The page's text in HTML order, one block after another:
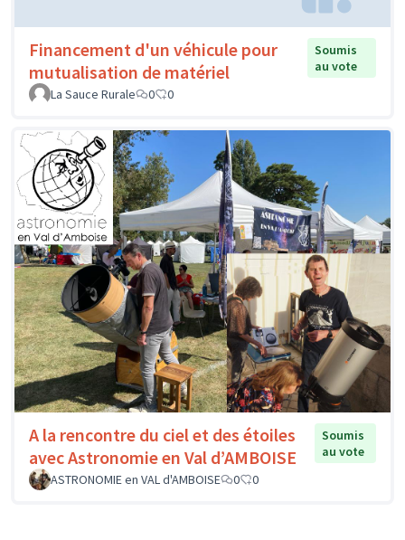
Financement d'un véhicule pour
mutualisation de matériel
Soumis
au vote
La Sauce Rurale
0 0
A la rencontre du ciel et des étoiles
avec Astronomie en Val d’AMBOISE
Soumis
au vote
ASTRONOMIE en VAL d'AMBOISE
0 0